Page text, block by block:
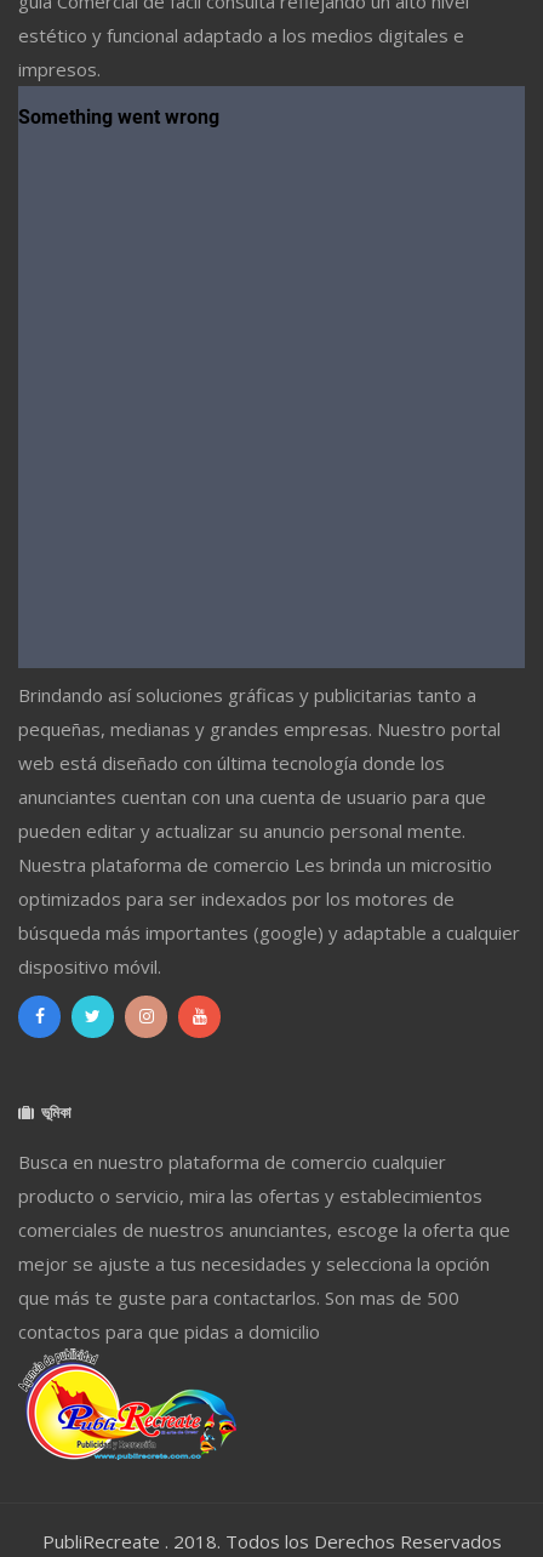
estético y funcional adaptado a los medios digitales e
impresos.
Brindando así soluciones gráficas y publicitarias tanto a
pequeñas, medianas y grandes empresas. Nuestro portal
web está diseñado con última tecnología donde los
anunciantes cuentan con una cuenta de usuario para que
pueden editar y actualizar su anuncio personal mente.
Nuestra plataforma de comercio Les brinda un micrositio
optimizados para ser indexados por los motores de
búsqueda más importantes (google) y adaptable a cualquier
dispositivo móvil.
ভূমিকা
Busca en nuestro plataforma de comercio cualquier
producto o servicio, mira las ofertas y establecimientos
comerciales de nuestros anunciantes, escoge la oferta que
mejor se ajuste a tus necesidades y selecciona la opción
que más te guste para contactarlos. Son mas de 500
contactos para que pidas a domicilio
PubliRecreate . 2018. Todos los Derechos Reservados